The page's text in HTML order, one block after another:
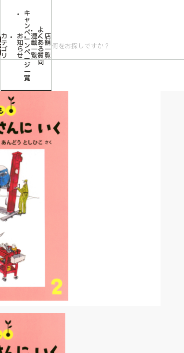
カ
テ
ゴ
リ
お
知
ら
せ
キ
ャ
ン
ペ
ー
ン
ペ
ー
ジ
一
覧
連
載
一
覧
よ
く
あ
る
質
問
店
舗
一
覧
<ちいさなかがくのとも>あかくん しゅうりやさんに いく